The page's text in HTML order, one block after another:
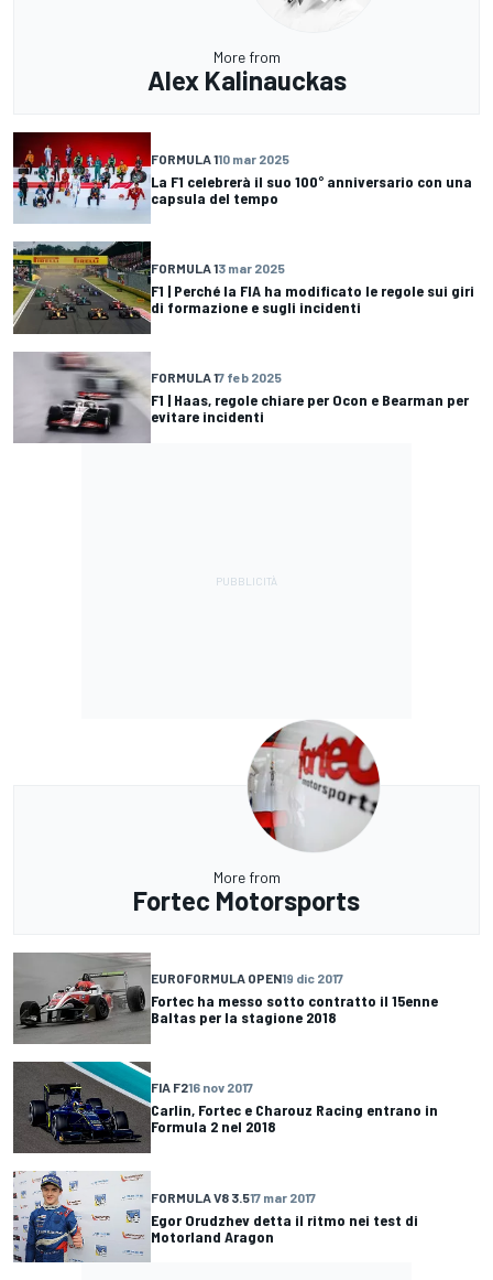
More from
Alex Kalinauckas
FORMULA 110 mar 2025
La F1 celebrerà il suo 100° anniversario con una
capsula del tempo
FORMULA 13 mar 2025
F1 | Perché la FIA ha modificato le regole sui giri
di formazione e sugli incidenti
FORMULA 17 feb 2025
F1 | Haas, regole chiare per Ocon e Bearman per
evitare incidenti
More from
Fortec Motorsports
EUROFORMULA OPEN19 dic 2017
Fortec ha messo sotto contratto il 15enne
Baltas per la stagione 2018
FIA F216 nov 2017
Carlin, Fortec e Charouz Racing entrano in
Formula 2 nel 2018
FORMULA V8 3.517 mar 2017
Egor Orudzhev detta il ritmo nei test di
Motorland Aragon